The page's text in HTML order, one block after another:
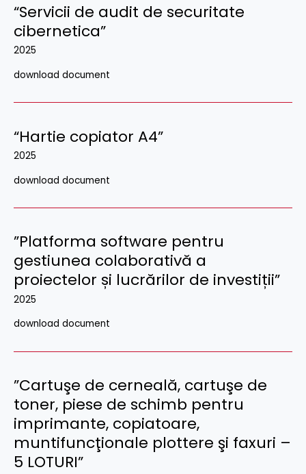
“Servicii de audit de securitate
cibernetica”
2025
download document
“Hartie copiator A4”
2025
download document
”Platforma software pentru
gestiunea colaborativă a
proiectelor și lucrărilor de investiții”
2025
download document
”Cartuşe de cerneală, cartuşe de
toner, piese de schimb pentru
imprimante, copiatoare,
muntifuncţionale plottere şi faxuri –
5 LOTURI”